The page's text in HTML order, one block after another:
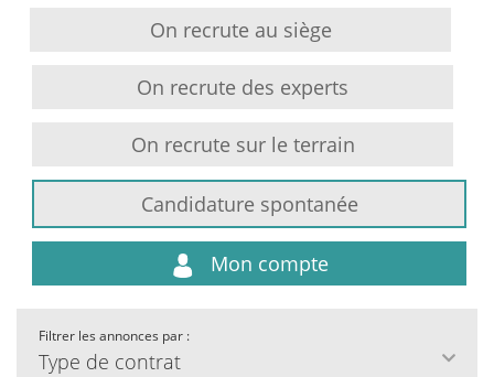
On recrute au siège
On recrute des experts
On recrute sur le terrain
Candidature spontanée
Mon compte
Filtrer les annonces par :
Type de contrat